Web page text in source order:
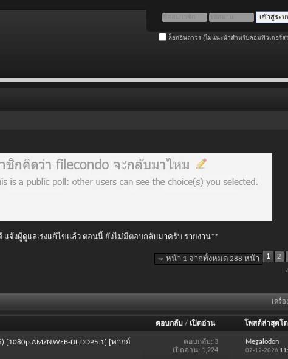
ล็อกอินถาวร (ไม่แนะนำสำหรับคอมพิวเตอร์ส
แจ้งผู้ดูแลเร่งแก้ไขแล้ว ตอนนี้ ยังไม่มีตอบกลับมาครับ รายงาน**
หน้า 1 จากทั้งหมด 288 หน้า 1 2
เครื่
ตอบกลับ / เปิดอ่าน โพสต์ล่าสุดโ
[1080p.AMZN.WEB-DL.DDP5.1] [พากย์
ตอบกลับ: 3
เปิดอ่าน: 1,224
Megalodon
07-12-2026